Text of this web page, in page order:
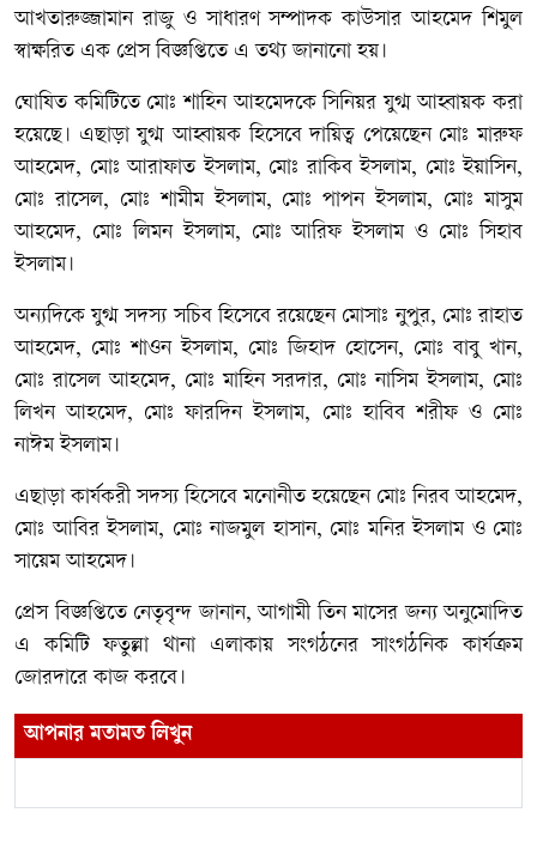
আখতারুজ্জামান রাজু ও সাধারণ সম্পাদক কাউসার আহমেদ শিমুল
স্বাক্ষরিত এক প্রেস বিজ্ঞপ্তিতে এ তথ্য জানানো হয়।
ঘোষিত কমিটিতে মোঃ শাহিন আহমেদকে সিনিয়র যুগ্ম আহ্বায়ক করা
হয়েছে। এছাড়া যুগ্ম আহ্বায়ক হিসেবে দায়িত্ব পেয়েছেন মোঃ মারুফ
আহমেদ, মোঃ আরাফাত ইসলাম, মোঃ রাকিব ইসলাম, মোঃ ইয়াসিন,
মোঃ রাসেল, মোঃ শামীম ইসলাম, মোঃ পাপন ইসলাম, মোঃ মাসুম
আহমেদ, মোঃ লিমন ইসলাম, মোঃ আরিফ ইসলাম ও মোঃ সিহাব
ইসলাম।
অন্যদিকে যুগ্ম সদস্য সচিব হিসেবে রয়েছেন মোসাঃ নুপুর, মোঃ রাহাত
আহমেদ, মোঃ শাওন ইসলাম, মোঃ জিহাদ হোসেন, মোঃ বাবু খান,
মোঃ রাসেল আহমেদ, মোঃ মাহিন সরদার, মোঃ নাসিম ইসলাম, মোঃ
লিখন আহমেদ, মোঃ ফারদিন ইসলাম, মোঃ হাবিব শরীফ ও মোঃ
নাঈম ইসলাম।
এছাড়া কার্যকরী সদস্য হিসেবে মনোনীত হয়েছেন মোঃ নিরব আহমেদ,
মোঃ আবির ইসলাম, মোঃ নাজমুল হাসান, মোঃ মনির ইসলাম ও মোঃ
সায়েম আহমেদ।
প্রেস বিজ্ঞপ্তিতে নেতৃবৃন্দ জানান, আগামী তিন মাসের জন্য অনুমোদিত
এ কমিটি ফতুল্লা থানা এলাকায় সংগঠনের সাংগঠনিক কার্যক্রম
জোরদারে কাজ করবে।
আপনার মতামত লিখুন